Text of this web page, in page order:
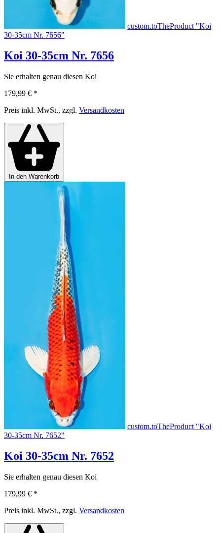
custom.toTheProduct "Koi
30-35cm Nr. 7656"
Koi 30-35cm Nr. 7656
Sie erhalten genau diesen Koi
179,99 € *
Preis inkl. MwSt., zzgl. Versandkosten
In den Warenkorb
custom.toTheProduct "Koi
30-35cm Nr. 7652"
Koi 30-35cm Nr. 7652
Sie erhalten genau diesen Koi
179,99 € *
Preis inkl. MwSt., zzgl. Versandkosten